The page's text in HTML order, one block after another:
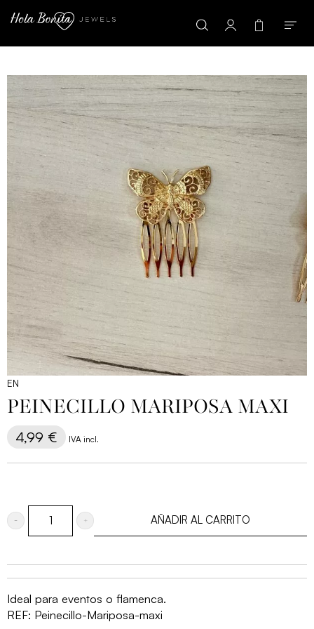
EN
PEINECILLO MARIPOSA MAXI
4,99 € IVA incl.
Peinecillo
maxi
AÑADIR AL CARRITO
Ideal para eventos o flamenca.
REF: Peinecillo-Mariposa-maxi